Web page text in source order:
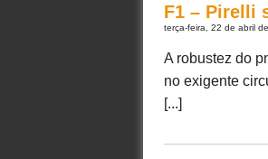
F1 – Pirelli
terça-feira, 22 de abril
A robustez do
no exigente
[...]